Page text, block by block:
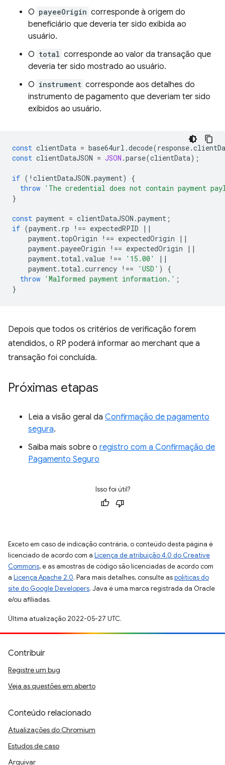
O payeeOrigin corresponde à origem do
beneficiário que deveria ter sido exibida ao
usuário.
O total corresponde ao valor da transação que
deveria ter sido mostrado ao usuário.
O instrument corresponde aos detalhes do
instrumento de pagamento que deveriam ter sido
exibidos ao usuário.
const clientData = base64url .decode(response.
const clientDataJSON = JSON .parse(clientData);
if ( ! clientDataJSON .payment)
{
throw 'The credential does not contain payment
}
const payment = clientDataJSON .payment ;
if (payment. rp !== expectedRPID
||
payment. topOrigin !== expectedOrigin
||
payment.payeeOrigin !== expectedOrigin
||
payment. total .value !== '15.00'
||
payment. total .currency !== 'USD' )
{
throw 'Malformed payment information.' ;
}
Depois que todos os critérios de verificação forem
atendidos, o RP poderá informar ao merchant que a
transação foi concluída.
Próximas etapas
Leia a visão geral da Confirmação de pagamento
segura.
Saiba mais sobre o registro com a Confirmação de
Pagamento Seguro
Isso foi útil?
Exceto em caso de indicação contrária, o conteúdo desta página é
licenciado de acordo com a Licença de atribuição 4.0 do Creative
Commons, e as amostras de código são licenciadas de acordo com
a Licença Apache 2.0. Para mais detalhes, consulte aspolíticas do
site do Google Developers. Java é uma marca registrada da Oracle
e/ou afiliadas.
Última atualização 2022-05-27 UTC.
Contribuir
Registre um bug
Veja as questões em aberto
Conteúdo relacionado
Atualizações do Chromium
Estudos de caso
Arquivar